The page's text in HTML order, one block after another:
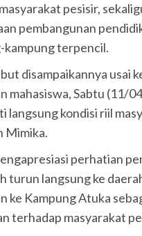
pesisir,
pembangunan
kampung terpencil.
disampaikannya usai
mahasiswa, Sabtu (11/
langsung kondisi riil
Mimika.
perhatian
turun langsung ke
ke Kampung Atuka
terhadap masyarakat